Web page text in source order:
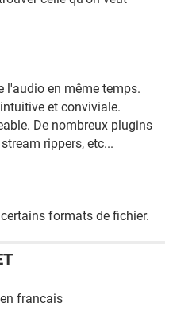
l'audio en même temps.
et conviviale.
De nombreux plugins
rippers, etc...
formats de fichier.
francais